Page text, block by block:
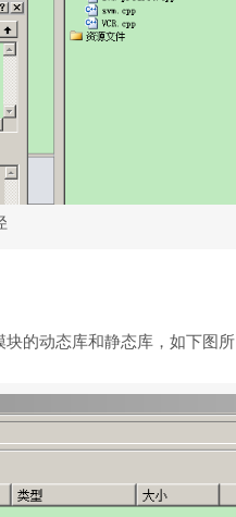
的动态库和静态库，如下图所